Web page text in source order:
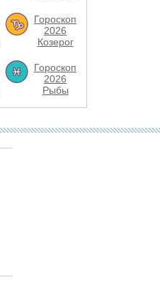
Гороскоп
2026
Козерог
Гороскоп
2026
Рыбы